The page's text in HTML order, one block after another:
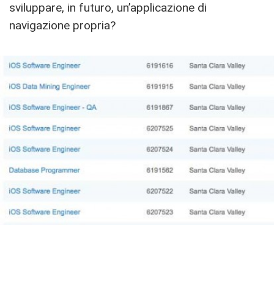
sviluppare, in futuro, un’applicazione di
navigazione propria?